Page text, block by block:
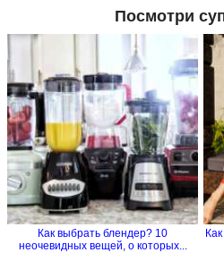
Посмотри
Как выбрать блендер? 10
неочевидных вещей, о которых...